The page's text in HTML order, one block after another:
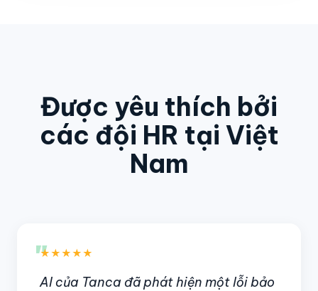
Được yêu thích bởi
các đội HR tại Việt
Nam
"
★★★★★
AI của Tanca đã phát hiện một lỗi bảo